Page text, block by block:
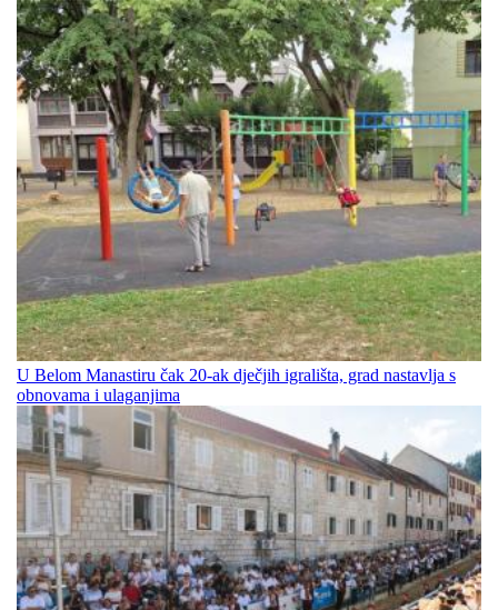
U Belom Manastiru čak 20-ak dječjih igrališta, grad nastavlja s
obnovama i ulaganjima